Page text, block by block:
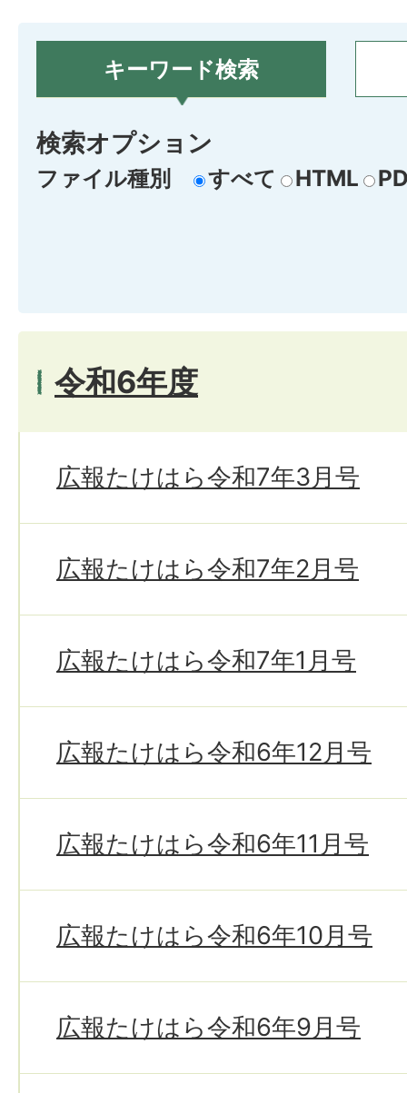
キーワード検索
検索オプション
ファイル種別 すべて HTML
令和6年度
広報たけはら令和7年3月号
広報たけはら令和7年2月号
広報たけはら令和7年1月号
広報たけはら令和6年12月号
広報たけはら令和6年11月号
広報たけはら令和6年10月号
広報たけはら令和6年9月号